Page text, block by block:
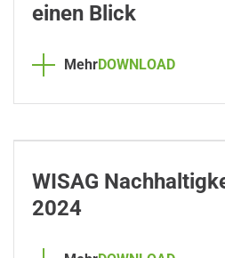
einen Blick
MehrDOWNLOAD
WISAG
2024